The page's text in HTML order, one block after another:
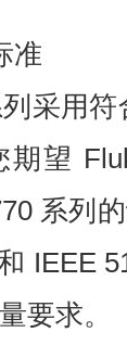
准
采用
期望
系列
IEEE
要求。